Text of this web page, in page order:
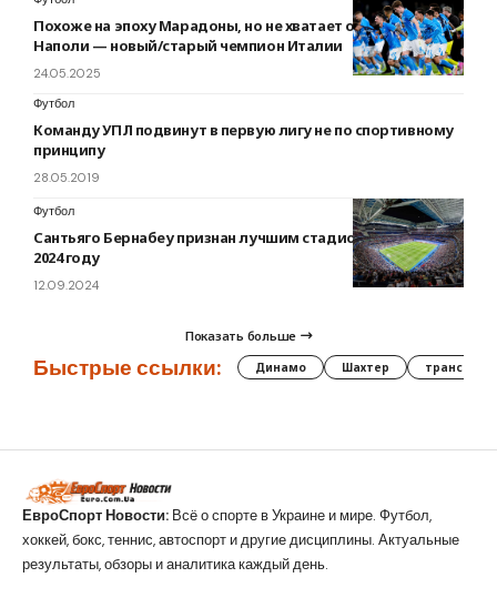
Похоже на эпоху Марадоны, но не хватает одного штриха.
Наполи — новый/старый чемпион Италии
24.05.2025
Футбол
Команду УПЛ подвинут в первую лигу не по спортивному
принципу
28.05.2019
Футбол
Сантьяго Бернабеу признан лучшим стадионом в мире в
2024 году
12.09.2024
Показать больше
Быстрые ссылки: Динамо Шахтер трансферы
ЕвроСпорт Новости: Всё о спорте в Украине и мире. Футбол,
хоккей, бокс, теннис, автоспорт и другие дисциплины. Актуальные
результаты, обзоры и аналитика каждый день.